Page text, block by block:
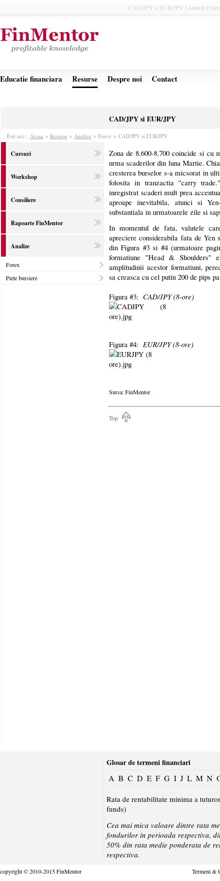
CAD/JPY si EUR/JPY | Analize
Educatie financiara Resurse Despre noi Contact
CAD/JPY si EUR/JPY
Esti aici : Acasa > Resurse > Analize > Forex > CAD/JPY si EUR/JPY
Cursuri
Workshop
Consiliere
Rapoarte FinMentor
Analize
Forex
Piete bursiere
Zona de 8.600-8.700 coincide si cu
urma scaderilor din luna Martie.
cresterea burselor s-a micsorat in
folosita in tranzactia "carry
inregistrat scaderi mult prea
aproape inevitabila, atunci si
substantiala in urmatoarele zile si
In momentul de fata, valutele
apreciere considerabila fata de Yen
din Figura #3 si #4 (urmatoare
formatiune "Head & Shoulders"
amplitudinii acestor formatiuni,
sa creasca cu cel putin 200 de pips
Figura #3: CAD/JPY (8-ore)
Figura #4: EUR/JPY (8-ore)
Sursa: FinMentor
Top
Glosar de termeni financiari
A B C D E F G I J L M N
Rata de rentabilitate minima a
funds)
Cea mai mica valoare dintre rata
fondurilor in perioada respectiva,
50% din rata medie ponderata de
respectiva.
copyright © 2010-2015 FinMentor Termeni &